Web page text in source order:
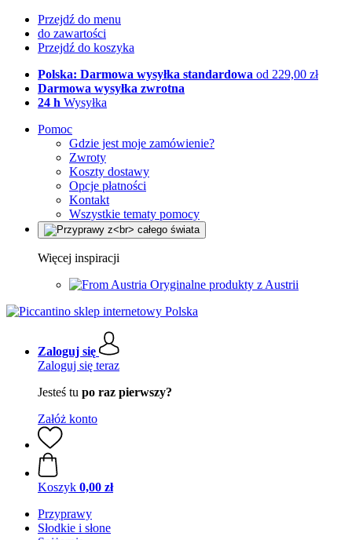
Przejdź do menu
do zawartości
Przejdź do koszyka
Polska: Darmowa wysyłka standardowa od 229,00 zł
Darmowa wysyłka zwrotna
24 h Wysyłka
Pomoc
Gdzie jest moje zamówienie?
Zwroty
Koszty dostawy
Opcje płatności
Kontakt
Wszystkie tematy pomocy
Więcej inspiracji
Oryginalne produkty z Austrii
Zaloguj się
Zaloguj się teraz
Jesteś tu po raz pierwszy?
Załóż konto
Koszyk 0,00 zł
Przyprawy
Słodkie i słone